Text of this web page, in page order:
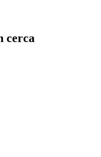
cerca